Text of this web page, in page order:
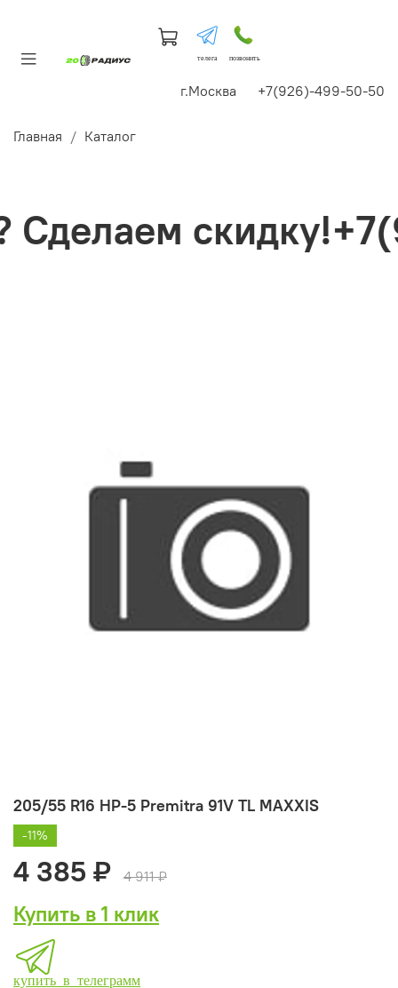
телега позвонить
г.Москва +7(926)-499-50-50
Главная Каталог
205/55 R16 HP-5 Premitra 91V TL MAXXIS
-11%
4 385 ₽ 4 911 ₽
Купить в 1 клик
купить в телеграмм